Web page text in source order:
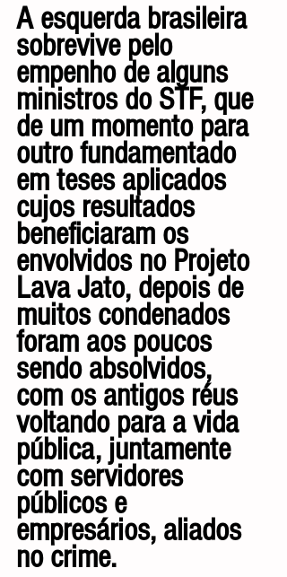
A esquerda brasileira
sobrevive pelo
empenho de alguns
ministros do STF, que
de um momento para
outro fundamentado
em teses aplicados
cujos resultados
beneficiaram os
envolvidos no Projeto
Lava Jato, depois de
muitos condenados
foram aos poucos
sendo absolvidos,
com os antigos réus
voltando para a vida
pública, juntamente
com servidores
públicos e
empresários, aliados
no crime.